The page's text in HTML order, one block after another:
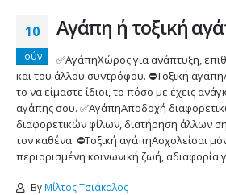
10
Ιούν
Αγάπη ή τοξική
✅ΑγάπηΧώρος για ανάπτυξη,
και του άλλου συντρόφου. ⛔️Τοξική
το να είμαστε ίδιοι, το πόσο με έχεις
αγάπης σου. ✅ΑγάπηΑποδοχή
διαφορετικών φίλων, διατήρηση άλλων
τον καθένα. ⛔️Τοξική αγάπηΑσχολείσαι
περιορισμένη κοινωνική ζωή, αδιαφορία
By Μίλτος Τσιάκαλος